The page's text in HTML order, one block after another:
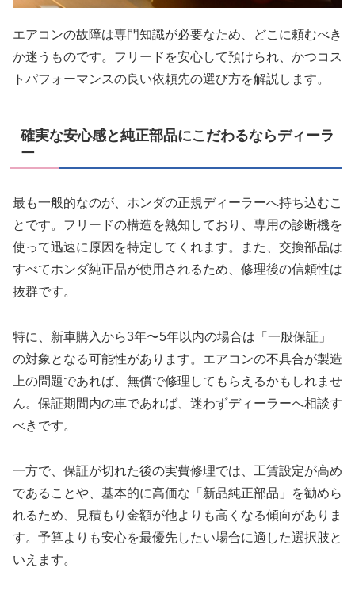
エアコンの故障は専門知識が必要なため、どこに頼むべき
か迷うものです。フリードを安心して預けられ、かつコス
トパフォーマンスの良い依頼先の選び方を解説します。
確実な安心感と純正部品にこだわるならディーラ
ー
最も一般的なのが、ホンダの正規ディーラーへ持ち込むこ
とです。フリードの構造を熟知しており、専用の診断機を
使って迅速に原因を特定してくれます。また、交換部品は
すべてホンダ純正品が使用されるため、修理後の信頼性は
抜群です。
特に、新車購入から3年〜5年以内の場合は「一般保証」
の対象となる可能性があります。エアコンの不具合が製造
上の問題であれば、無償で修理してもらえるかもしれませ
ん。保証期間内の車であれば、迷わずディーラーへ相談す
べきです。
一方で、保証が切れた後の実費修理では、工賃設定が高め
であることや、基本的に高価な「新品純正部品」を勧めら
れるため、見積もり金額が他よりも高くなる傾向がありま
す。予算よりも安心を最優先したい場合に適した選択肢と
いえます。